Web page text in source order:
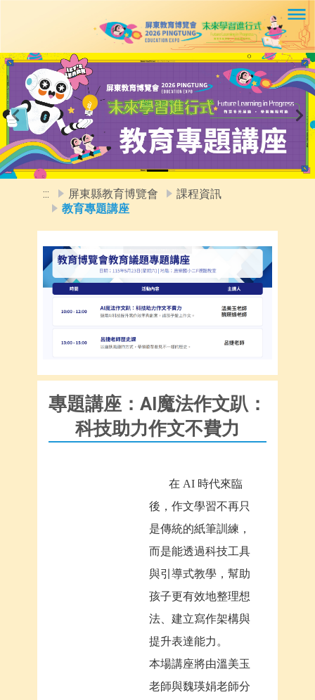
Previous
::: 屏東縣教育博覽會
課程資訊
教育專題講座
專題講座：AI魔法作文趴：
科技助力作文不費力
在 AI 時代來臨
後，作文學習不再只
是傳統的紙筆訓練，
而是能透過科技工具
與引導式教學，幫助
孩子更有效地整理想
法、建立寫作架構與
提升表達能力。
本場講座將由溫美玉
老師與魏瑛娟老師分